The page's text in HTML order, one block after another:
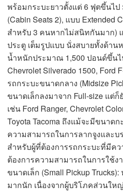
พร้อมกระบะยาวตั้งแต่ 6 ฟุตขึ้นไป
(Cabin Seats 2), แบบ Extended
สำหรับ 3 คนหากไม่สนิทกันมาก)
ประตู เต็มรูปแบบ นั่งสบายทั้งด้า
น้ำหนักประมาณ 1,500 ปอนด์ขึ้นไ
Chevrolet Silverado 1500, Ford
รถกระบะขนาดกลาง (Midsize
ขนาดเล็กลงมาจาก Full-size แต่
เช่น Ford Ranger, Chevrolet
Toyota Tacoma ถึงแม้จะมีขนาด
ความสามารถในการลากจูงและบ
สำหรับผู้ที่ต้องการรถกระบะที่มีค
ต้องการความสามารถในการใช้
ขนาดเล็ก (Small Pickup
มากนัก เนื่องจากผู้บริโภคส่วนใ